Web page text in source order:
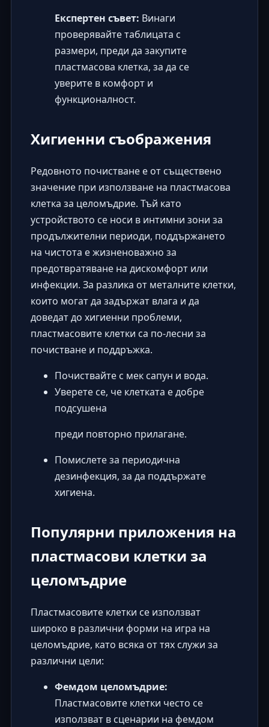
Експертен съвет: Винаги
проверявайте таблицата с
размери, преди да закупите
пластмасова клетка, за да се
уверите в комфорт и
функционалност.
Хигиенни съображения
Редовното почистване е от съществено
значение при използване на пластмасова
клетка за целомъдрие. Тъй като
устройството се носи в интимни зони за
продължителни периоди, поддържането
на чистота е жизненоважно за
предотвратяване на дискомфорт или
инфекции. За разлика от металните клетки,
които могат да задържат влага и да
доведат до хигиенни проблеми,
пластмасовите клетки са по-лесни за
почистване и поддръжка.
Почиствайте с мек сапун и вода.
Уверете се, че клетката е добре
подсушена
преди повторно прилагане.
Помислете за периодична
дезинфекция, за да поддържате
хигиена.
Популярни приложения на
пластмасови клетки за
целомъдрие
Пластмасовите клетки се използват
широко в различни форми на игра на
целомъдрие, като всяка от тях служи за
различни цели:
Фемдом целомъдрие:
Пластмасовите клетки често се
използват в сценарии на фемдом